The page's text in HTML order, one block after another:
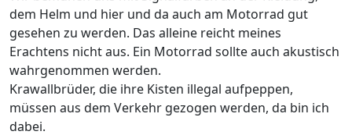
dem Helm und hier und da auch am Motorrad gut
gesehen zu werden. Das alleine reicht meines
Erachtens nicht aus. Ein Motorrad sollte auch akustisch
wahrgenommen werden.
Krawallbrüder, die ihre Kisten illegal aufpeppen,
müssen aus dem Verkehr gezogen werden, da bin ich
dabei.